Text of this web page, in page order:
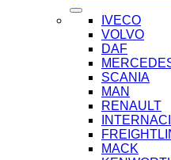
IVECO
VOLVO
DAF
SCANIA
MAN
RENAULT
MACK